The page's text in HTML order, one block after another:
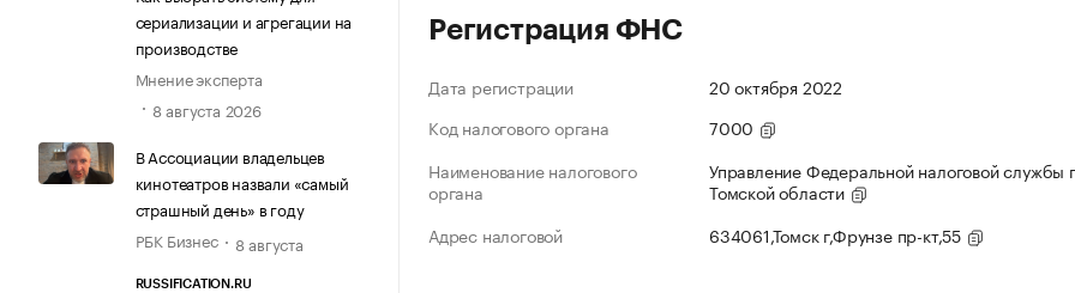
сериализации и агрегации на
производстве
Мнение эксперта
8 августа 2026
В Ассоциации владельцев
кинотеатров назвали «самый
страшный день» в году
РБК Бизнес
8 августа
RUSSIFICATION.RU
Регистрация ФНС
Дата регистрации
20 октября 2022
Код налогового органа
7000
Наименование налогового
органа
Управление Федеральной налоговой службы
Томской области
Адрес налоговой
634061,Томск г,Фрунзе пр-кт,55